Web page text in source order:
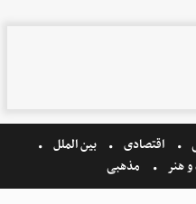
اقتصادی
بین الملل
هنر مذهبی